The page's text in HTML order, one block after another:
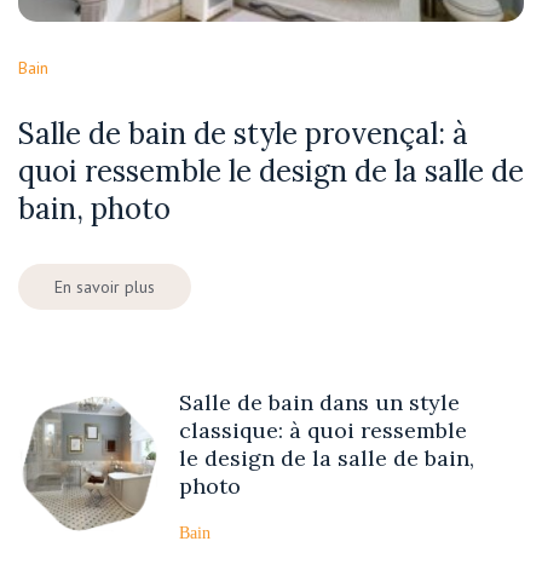
Bain
Salle de bain de style provençal: à
quoi ressemble le design de la salle de
bain, photo
En savoir plus
Salle de bain dans un style
classique: à quoi ressemble
le design de la salle de bain,
photo
Bain